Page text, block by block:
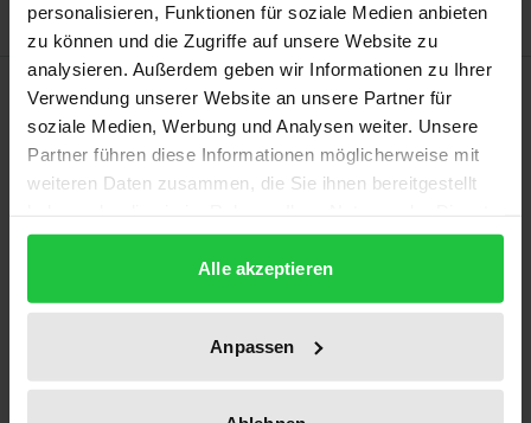
personalisieren, Funktionen für soziale Medien anbieten
zu können und die Zugriffe auf unsere Website zu
analysieren. Außerdem geben wir Informationen zu Ihrer
Verwendung unserer Website an unsere Partner für
soziale Medien, Werbung und Analysen weiter. Unsere
Partner führen diese Informationen möglicherweise mit
weiteren Daten zusammen, die Sie ihnen bereitgestellt
gesammelt haben.
Alle akzeptieren
Anpassen
Bibliographical data
Edition
Jan 1, 1990